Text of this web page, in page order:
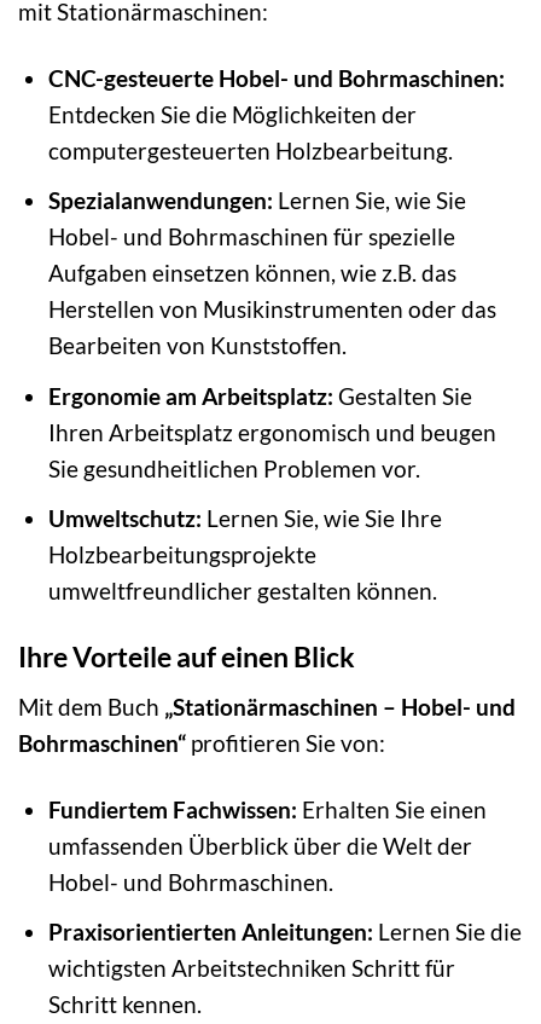
mit Stationärmaschinen:
CNC-gesteuerte Hobel- und Bohrmaschinen:
Entdecken Sie die Möglichkeiten der
computergesteuerten Holzbearbeitung.
Spezialanwendungen: Lernen Sie, wie Sie
Hobel- und Bohrmaschinen für spezielle
Aufgaben einsetzen können, wie z.B. das
Herstellen von Musikinstrumenten oder das
Bearbeiten von Kunststoffen.
Ergonomie am Arbeitsplatz: Gestalten Sie
Ihren Arbeitsplatz ergonomisch und beugen
Sie gesundheitlichen Problemen vor.
Umweltschutz: Lernen Sie, wie Sie Ihre
Holzbearbeitungsprojekte
umweltfreundlicher gestalten können.
Ihre Vorteile auf einen Blick
Mit dem Buch „Stationärmaschinen – Hobel- und
Bohrmaschinen“ profitieren Sie von:
Fundiertem Fachwissen: Erhalten Sie einen
umfassenden Überblick über die Welt der
Hobel- und Bohrmaschinen.
Praxisorientierten Anleitungen: Lernen Sie die
wichtigsten Arbeitstechniken Schritt für
Schritt kennen.